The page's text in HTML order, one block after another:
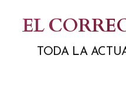
contenido
EL
TODA LA